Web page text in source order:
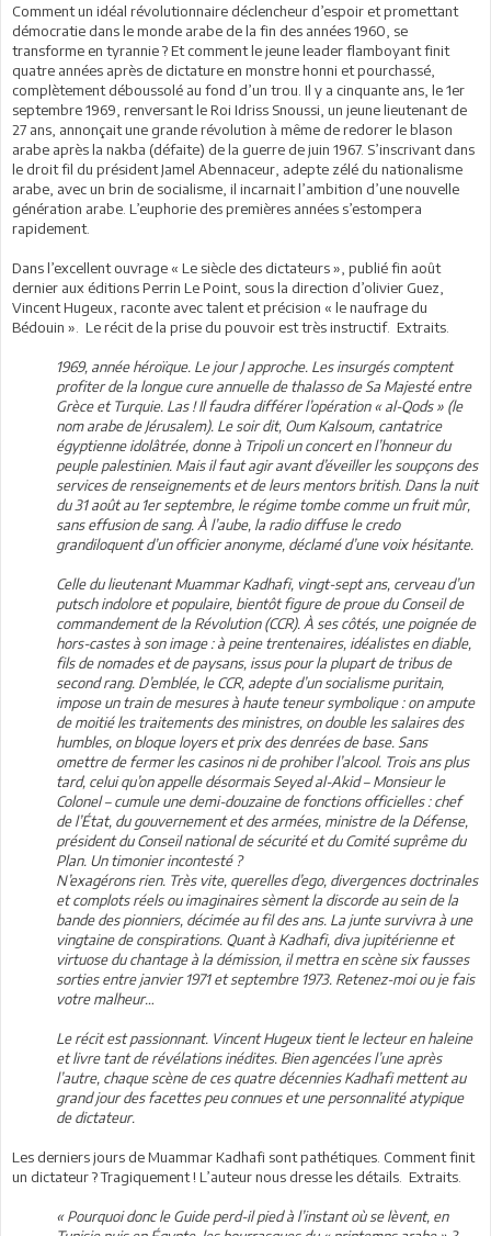
Comment un idéal révolutionnaire déclencheur d’espoir et promettant
démocratie dans le monde arabe de la fin des années 1960, se
transforme en tyrannie ? Et comment le jeune leader flamboyant finit
quatre années après de dictature en monstre honni et pourchassé,
complètement déboussolé au fond d’un trou. Il y a cinquante ans, le 1er
septembre 1969, renversant le Roi Idriss Snoussi, un jeune lieutenant de
27 ans, annonçait une grande révolution à même de redorer le blason
arabe après la nakba (défaite) de la guerre de juin 1967. S’inscrivant dans
le droit fil du président Jamel Abennaceur, adepte zélé du nationalisme
arabe, avec un brin de socialisme, il incarnait l’ambition d’une nouvelle
génération arabe. L’euphorie des premières années s’estompera
rapidement.
Dans l’excellent ouvrage « Le siècle des dictateurs », publié fin août
dernier aux éditions Perrin Le Point, sous la direction d’olivier Guez,
Vincent Hugeux, raconte avec talent et précision « le naufrage du
Bédouin ». Le récit de la prise du pouvoir est très instructif. Extraits.
1969, année héroïque. Le jour J approche. Les insurgés comptent
profiter de la longue cure annuelle de thalasso de Sa Majesté entre
Grèce et Turquie. Las ! Il faudra différer l’opération « al-Qods » (le
nom arabe de Jérusalem). Le soir dit, Oum Kalsoum, cantatrice
égyptienne idolâtrée, donne à Tripoli un concert en l’honneur du
peuple palestinien. Mais il faut agir avant d’éveiller les soupçons des
services de renseignements et de leurs mentors british. Dans la nuit
du 31 août au 1er septembre, le régime tombe comme un fruit mûr,
sans effusion de sang. À l’aube, la radio diffuse le credo
grandiloquent d’un officier anonyme, déclamé d’une voix hésitante.
Celle du lieutenant Muammar Kadhafi, vingt-sept ans, cerveau d’un
putsch indolore et populaire, bientôt figure de proue du Conseil de
commandement de la Révolution (CCR). À ses côtés, une poignée de
hors-castes à son image : à peine trentenaires, idéalistes en diable,
fils de nomades et de paysans, issus pour la plupart de tribus de
second rang. D’emblée, le CCR, adepte d’un socialisme puritain,
impose un train de mesures à haute teneur symbolique : on ampute
de moitié les traitements des ministres, on double les salaires des
humbles, on bloque loyers et prix des denrées de base. Sans
omettre de fermer les casinos ni de prohiber l’alcool. Trois ans plus
tard, celui qu’on appelle désormais Seyed al-Akid – Monsieur le
Colonel – cumule une demi-douzaine de fonctions officielles : chef
de l’État, du gouvernement et des armées, ministre de la Défense,
président du Conseil national de sécurité et du Comité suprême du
Plan. Un timonier incontesté ?
N’exagérons rien. Très vite, querelles d’ego, divergences doctrinales
et complots réels ou imaginaires sèment la discorde au sein de la
bande des pionniers, décimée au fil des ans. La junte survivra à une
vingtaine de conspirations. Quant à Kadhafi, diva jupitérienne et
virtuose du chantage à la démission, il mettra en scène six fausses
sorties entre janvier 1971 et septembre 1973. Retenez-moi ou je fais
votre malheur…
Le récit est passionnant. Vincent Hugeux tient le lecteur en haleine
et livre tant de révélations inédites. Bien agencées l’une après
l’autre, chaque scène de ces quatre décennies Kadhafi mettent au
grand jour des facettes peu connues et une personnalité atypique
de dictateur.
Les derniers jours de Muammar Kadhafi sont pathétiques. Comment finit
un dictateur ? Tragiquement ! L’auteur nous dresse les détails. Extraits.
« Pourquoi donc le Guide perd-il pied à l’instant où se lèvent, en